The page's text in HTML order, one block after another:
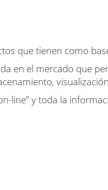
que tienen como
en el mercado que
line” y toda la